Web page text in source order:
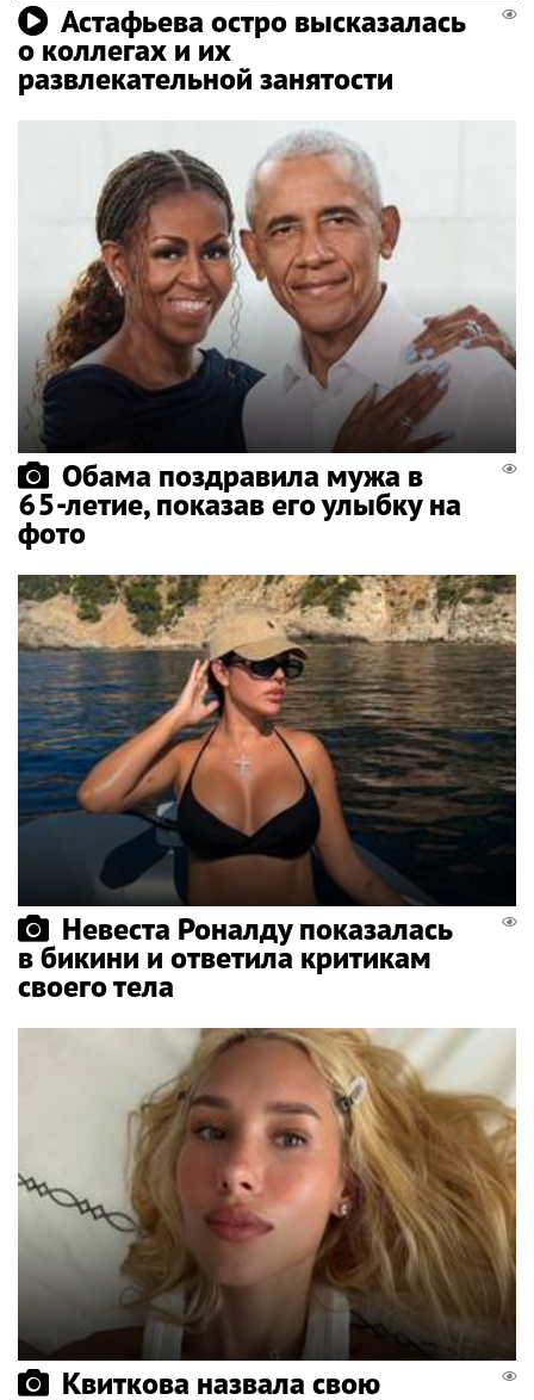
Астафьева остро высказалась
о коллегах и их
развлекательной занятости
Обама поздравила мужа в
65-летие, показав его улыбку на
фото
Невеста Роналду показалась
в бикини и ответила критикам
своего тела
Квиткова назвала свою